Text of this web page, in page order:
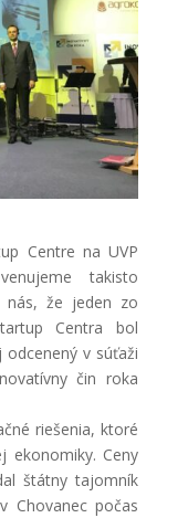
Centre na UVP
takisto
nás, že jeden zo
Centra bol
v súťaži
čin roka
riešenia, ktoré
ekonomiky. Ceny
štátny tajomník
Chovanec počas